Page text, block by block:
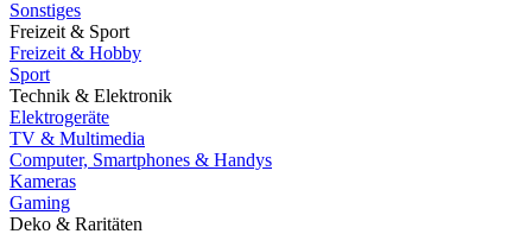
Sonstiges
Freizeit & Sport
Freizeit & Hobby
Sport
Technik & Elektronik
Elektrogeräte
TV & Multimedia
Computer, Smartphones & Handys
Kameras
Gaming
Deko & Raritäten